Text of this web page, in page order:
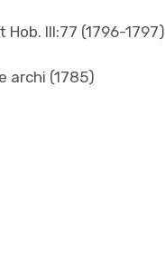
III:77 (1796-1797)
archi (1785)